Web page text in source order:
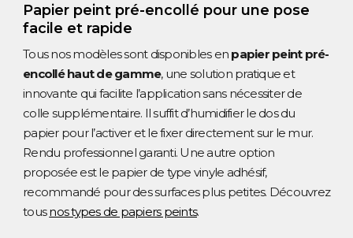
Papier peint pré-encollé pour une pose
facile et rapide
Tous nos modèles sont disponibles en papier peint pré-
encollé haut de gamme, une solution pratique et
innovante qui facilite l’application sans nécessiter de
colle supplémentaire. Il suffit d’humidifier le dos du
papier pour l’activer et le fixer directement sur le mur.
Rendu professionnel garanti. Une autre option
proposée est le papier de type vinyle adhésif,
recommandé pour des surfaces plus petites. Découvrez
tousnos types de papiers peints.